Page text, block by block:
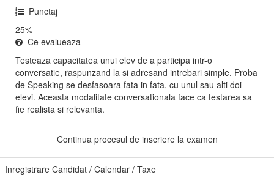
Punctaj
25%
Ce evalueaza
Testeaza capacitatea unui elev de a participa intr-o
conversatie, raspunzand la si adresand intrebari simple. Proba
de Speaking se desfasoara fata in fata, cu unul sau alti doi
elevi. Aceasta modalitate conversationala face ca testarea sa
fie realista si relevanta.
Continua procesul de inscriere la examen
Inregistrare Candidat / Calendar / Taxe